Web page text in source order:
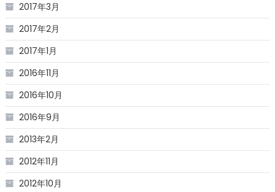
2017年3月
2017年2月
2017年1月
2016年11月
2016年10月
2016年9月
2013年2月
2012年11月
2012年10月